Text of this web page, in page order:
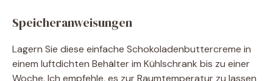
Speicheranweisungen
Lagern Sie diese einfache Schokoladenbuttercreme in
einem luftdichten Behälter im Kühlschrank bis zu einer
Woche. Ich empfehle, es zur Raumtemperatur zu lassen